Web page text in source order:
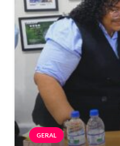
GERAL